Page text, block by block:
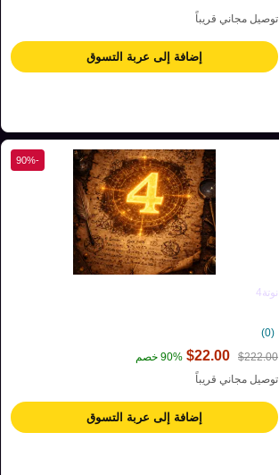
توصيل مجاني قريباً
إضافة إلى عربة التسوق
نوتة4
$222.00
$22.00
90% خصم
توصيل مجاني قريباً
إضافة إلى عربة التسوق